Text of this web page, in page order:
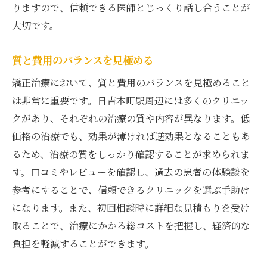
りますので、信頼できる医師とじっくり話し合うことが
大切です。
質と費用のバランスを見極める
矯正治療において、質と費用のバランスを見極めること
は非常に重要です。日吉本町駅周辺には多くのクリニッ
クがあり、それぞれの治療の質や内容が異なります。低
価格の治療でも、効果が薄ければ逆効果となることもあ
るため、治療の質をしっかり確認することが求められま
す。口コミやレビューを確認し、過去の患者の体験談を
参考にすることで、信頼できるクリニックを選ぶ手助け
になります。また、初回相談時に詳細な見積もりを受け
取ることで、治療にかかる総コストを把握し、経済的な
負担を軽減することができます。